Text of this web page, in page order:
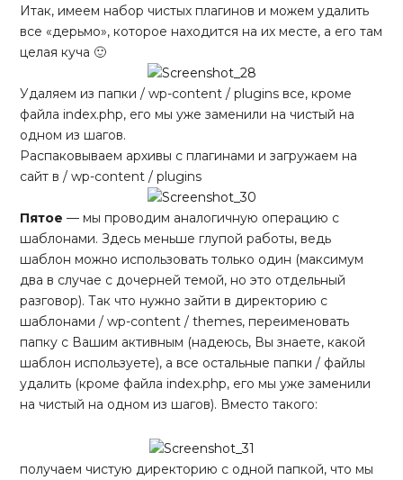
Итак, имеем набор чистых плагинов и можем удалить
все «дерьмо», которое находится на их месте, а его там
целая куча 🙂
Удаляем из папки / wp-content / plugins все, кроме
файла index.php, его мы уже заменили на чистый на
одном из шагов.
Распаковываем архивы с плагинами и загружаем на
сайт в / wp-content / plugins
Пятое — мы проводим аналогичную операцию с
шаблонами. Здесь меньше глупой работы, ведь
шаблон можно использовать только один (максимум
два в случае с дочерней темой, но это отдельный
разговор). Так что нужно зайти в директорию с
шаблонами / wp-content / themes, переименовать
папку с Вашим активным (надеюсь, Вы знаете, какой
шаблон используете), а все остальные папки / файлы
удалить (кроме файла index.php, его мы уже заменили
на чистый на одном из шагов). Вместо такого:
получаем чистую директорию с одной папкой, что мы